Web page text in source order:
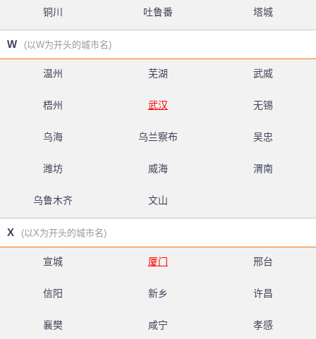
铜川 吐鲁番 塔城
W (以W为开头的城市名)
温州 芜湖 武威
梧州 武汉 无锡
乌海 乌兰察布 吴忠
潍坊 威海 渭南
乌鲁木齐 文山
X (以X为开头的城市名)
宣城 厦门 邢台
信阳 新乡 许昌
襄樊 咸宁 孝感